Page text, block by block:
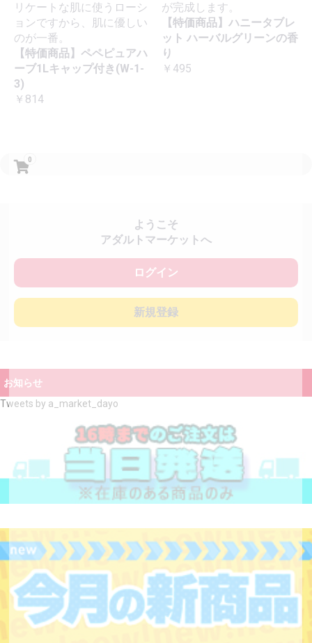
0
ようこそ
アダルトマーケットへ
ログイン
新規登録
お知らせ
Tweets by a_market_dayo
リケートな肌に使うローシ
ョンですから、肌に優しい
のが一番。
【特価商品】ペペピュアハ
ーブ1Lキャップ付き(W-1-
3)
￥814
が完成します。
【特価商品】ハニータブレ
ット ハーバルグリーンの香
り
￥495